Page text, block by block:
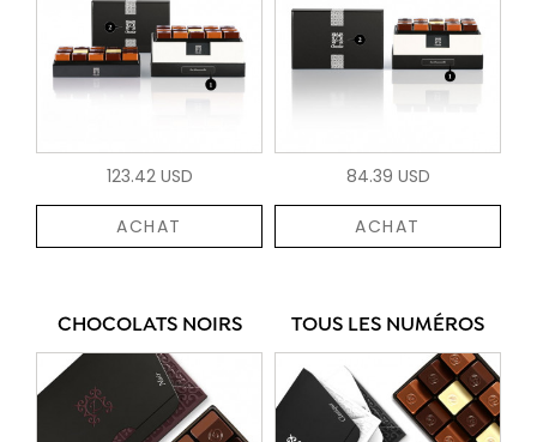
123.42 USD
ACHAT
84.39 USD
ACHAT
CHOCOLATS NOIRS TOUS LES NUMÉROS